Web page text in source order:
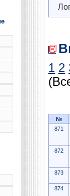
1 2
№
871
872
873
874